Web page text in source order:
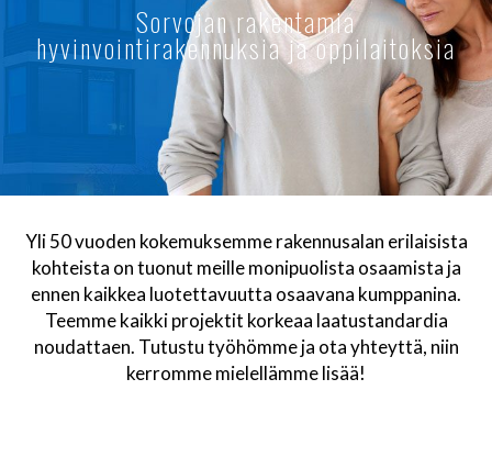
Sorvojan rakentamia
hyvinvointirakennuksia ja oppilaitoksia
Yli 50 vuoden kokemuksemme rakennusalan erilaisista
kohteista on tuonut meille monipuolista osaamista ja
ennen kaikkea luotettavuutta osaavana kumppanina.
Teemme kaikki projektit korkeaa laatustandardia
noudattaen. Tutustu työhömme ja ota yhteyttä, niin
kerromme mielellämme lisää!